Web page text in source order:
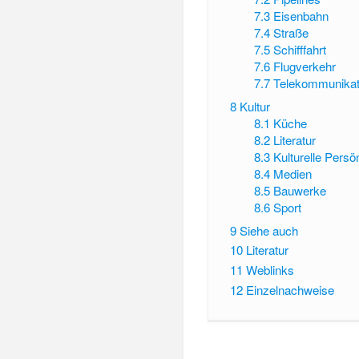
7.3 Eisenbahn
7.4 Straße
7.5 Schifffahrt
7.6 Flugverkehr
7.7
8 Kultur
8.1 Küche
8.2 Literatur
8.3 Kulturelle
8.4 Medien
8.5 Bauwerke
8.6 Sport
9Siehe auch
10 Literatur
11 Weblinks
12 Einzelnachweise